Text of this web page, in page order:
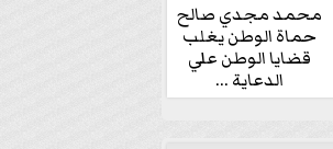
محمد مجدي صالح
حماة الوطن يغلب
قضايا الوطن علي
الدعاية ...